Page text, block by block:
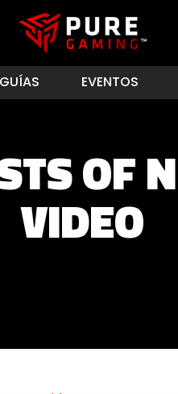
GUÍAS EVENTOS
OF
VIDEO